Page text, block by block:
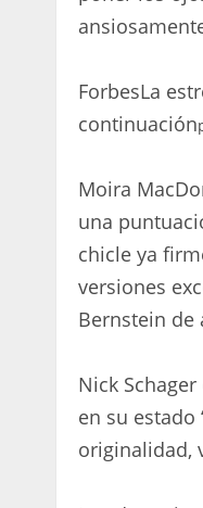
ForbesLa
continuación
Moira
una
chicle ya
versiones
Bernstein de
Nick Schager
en su estado
originalidad,